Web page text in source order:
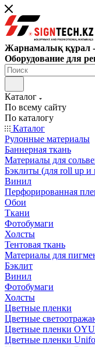
Жарнамалық құрал
Оборудование для
Каталог
По всему сайту
По каталогу
Каталог
Рулонные материалы
Баннерная ткань
Материалы для
Бэклиты (для roll up и
Винил
Перфорированная
Обои
Ткани
Фотобумаги
Холсты
Тентовая ткань
Материалы для
Бэклит
Винил
Фотобумаги
Холсты
Цветные пленки
Цветные
Цветные пленки
Цветные пленки